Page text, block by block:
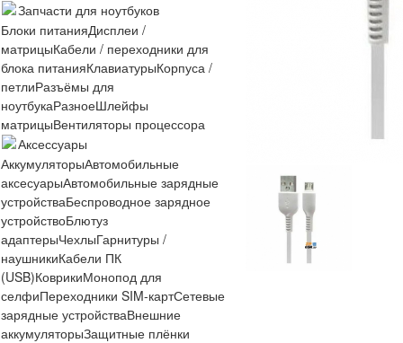
Запчасти для ноутбуков
Блоки питанияДисплеи /
матрицыКабели / переходники для
блока питанияКлавиатурыКорпуса /
петлиРазъёмы для
ноутбукаРазноеШлейфы
матрицыВентиляторы процессора
Аксессуары
АккумуляторыАвтомобильные
аксесуарыАвтомобильные зарядные
устройстваБеспроводное зарядное
устройствоБлютуз
адаптерыЧехлыГарнитуры /
наушникиКабели ПК
(USB)КоврикиМонопод для
селфиПереходники SIM-картСетевые
зарядные устройстваВнешние
аккумуляторыЗащитные плёнки